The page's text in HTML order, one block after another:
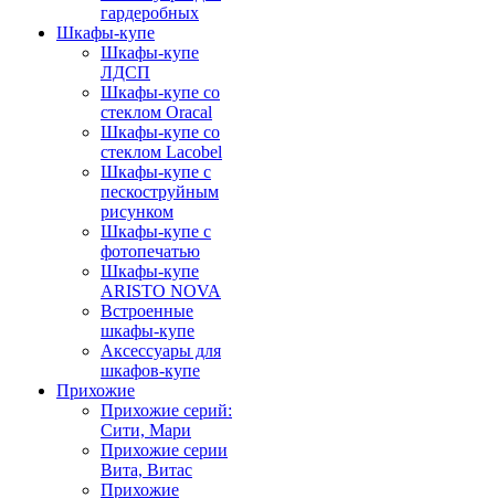
гардеробных
Шкафы-купе
Шкафы-купе
ЛДСП
Шкафы-купе со
стеклом Oracal
Шкафы-купе со
стеклом Lacobel
Шкафы-купе с
пескоструйным
рисунком
Шкафы-купе с
фотопечатью
Шкафы-купе
ARISTO NOVA
Встроенные
шкафы-купе
Аксессуары для
шкафов-купе
Прихожие
Прихожие серий:
Сити, Мари
Прихожие серии
Вита, Витас
Прихожие